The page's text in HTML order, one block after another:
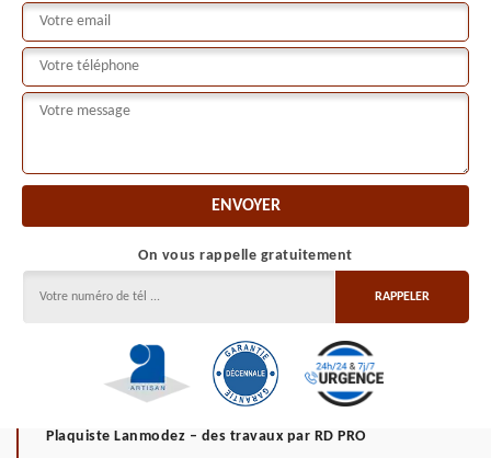
On vous rappelle gratuitement
Plaquiste Lanmodez – des travaux par RD PRO